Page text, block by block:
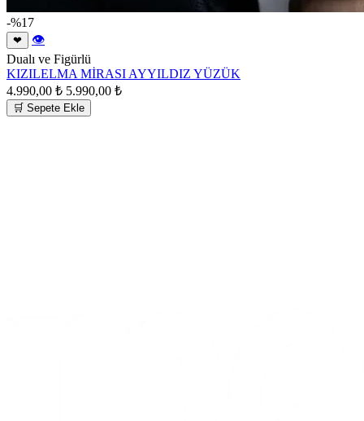
-%17
❤
👁
Dualı ve Figürlü
KIZILELMA MİRASI AYYILDIZ YÜZÜK
4.990,00 ₺ 5.990,00 ₺
🛒 Sepete Ekle